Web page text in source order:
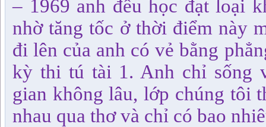
– 1969 anh đều học đạt loại
nhờ tăng tốc ở thời điểm này
đi lên của anh có vẻ bằng
kỳ thi tú tài 1. Anh chỉ sống
gian không lâu, lớp chúng tôi
nhau qua thơ và chỉ có bao